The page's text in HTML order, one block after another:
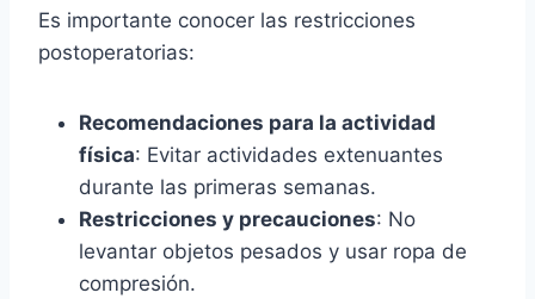
Es importante conocer las restricciones
postoperatorias:
Recomendaciones para la actividad
física: Evitar actividades extenuantes
durante las primeras semanas.
Restricciones y precauciones: No
levantar objetos pesados y usar ropa de
compresión.